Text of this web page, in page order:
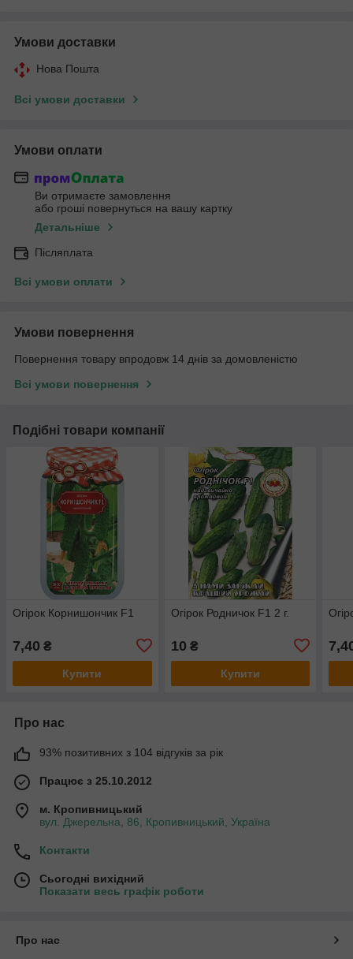
Умови доставки
Нова Пошта
Всі умови доставки
Умови оплати
Ви отримаєте замовлення
або гроші повернуться на вашу картку
Детальніше
Післяплата
Всі умови оплати
Умови повернення
Повернення товару впродовж 14 днів за домовленістю
Всі умови повернення
Подібні товари компанії
Огірок Корнишончик F1
7,40 ₴
Купити
Огірок Родничок F1 2 г.
10 ₴
Купити
Про нас
93% позитивних з 104 відгуків за рік
Працює з 25.10.2012
м. Кропивницький
вул. Джерельна, 86, Кропивницький, Україна
Контакти
Сьогодні вихідний
Показати весь графік роботи
Про нас